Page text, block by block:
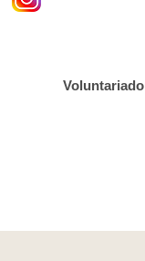
Voluntariado